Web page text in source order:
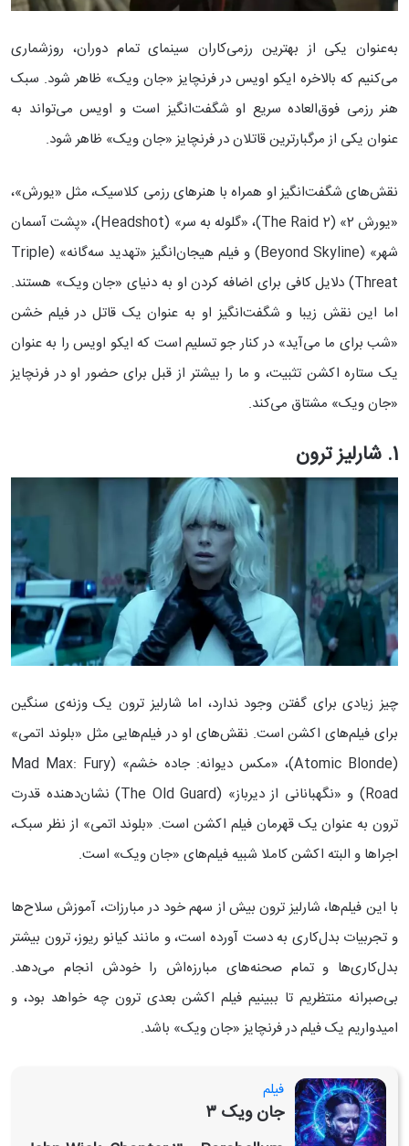
به‌عنوان یکی از بهترین رزمی‌کاران سینمای تمام دوران، روزشماری
می‌کنیم که بالاخره ایکو اویس در فرنچایز «جان ویک» ظاهر شود. سبک
هنر رزمی فوق‌العاده سریع او شگفت‌انگیز است و اویس می‌تواند به
عنوان یکی از مرگبارترین قاتلان در فرنچایز «جان ویک» ظاهر شود.
نقش‌های شگفت‌انگیز او همراه با هنرهای رزمی کلاسیک، مثل «یورش»،
«یورش 2» (The Raid 2)، «گلوله به سر» (Headshot)، «پشت آسمان
شهر» (Beyond Skyline) و فیلم هیجان‌انگیز «تهدید سه‌گانه» (Triple
Threat) دلایل کافی برای اضافه کردن او به دنیای «جان ویک» هستند.
اما این نقش زیبا و شگفت‌انگیز او به عنوان یک قاتل در فیلم خشن
«شب برای ما می‌آید» در کنار جو تسلیم است که ایکو اویس را به عنوان
یک ستاره اکشن تثبیت، و ما را بیشتر از قبل برای حضور او در فرنچایز
«جان ویک» مشتاق می‌کند.
1. شارلیز ترون
چیز زیادی برای گفتن وجود ندارد، اما شارلیز ترون یک وزنه‌ی سنگین
برای فیلم‌های اکشن است. نقش‌های او در فیلم‌هایی مثل «بلوند اتمی»
(Atomic Blonde)، «مکس دیوانه: جاده خشم» (Mad Max: Fury
Road) و «نگهبانانی از دیرباز» (The Old Guard) نشان‌دهنده قدرت
ترون به عنوان یک قهرمان فیلم اکشن است. «بلوند اتمی» از نظر سبک،
اجراها و البته اکشن کاملا شبیه فیلم‌های «جان ویک» است.
با این فیلم‌ها، شارلیز ترون بیش از سهم خود در مبارزات، آموزش سلاح‌ها
و تجربیات بدل‌کاری به دست آورده است، و مانند کیانو ریوز، ترون بیشتر
بدل‌کاری‌ها و تمام صحنه‌های مبارزه‌اش را خودش انجام می‌دهد.
بی‌صبرانه منتظریم تا ببینیم فیلم اکشن بعدی ترون چه خواهد بود، و
امیدواریم یک فیلم در فرنچایز «جان ویک» باشد.
فیلم
جان ویک ۳